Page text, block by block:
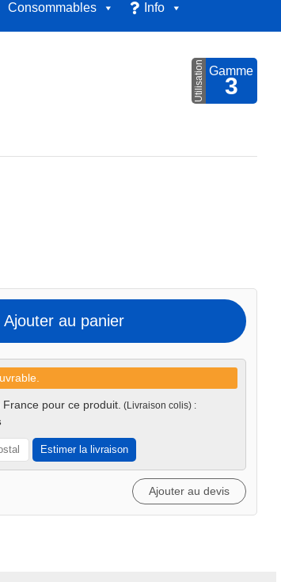
Consommables Info
Utilisation Gamme
3
Ajouter au panier
pour ce produit. (Livraison colis) :
Estimer la livraison
Ajouter au devis